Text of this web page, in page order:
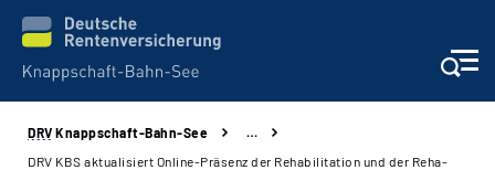
Aktuelles & Presse
DRV Knappschaft-Bahn-See
…
DRV KBS aktualisiert Online-Präsenz der Rehabilitation und der Reha-